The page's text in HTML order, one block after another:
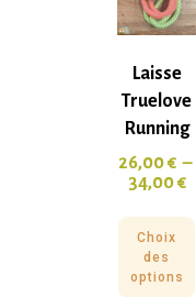
Laisse
Truelove
Running
26,00€ –
34,00€
Choix
des
options